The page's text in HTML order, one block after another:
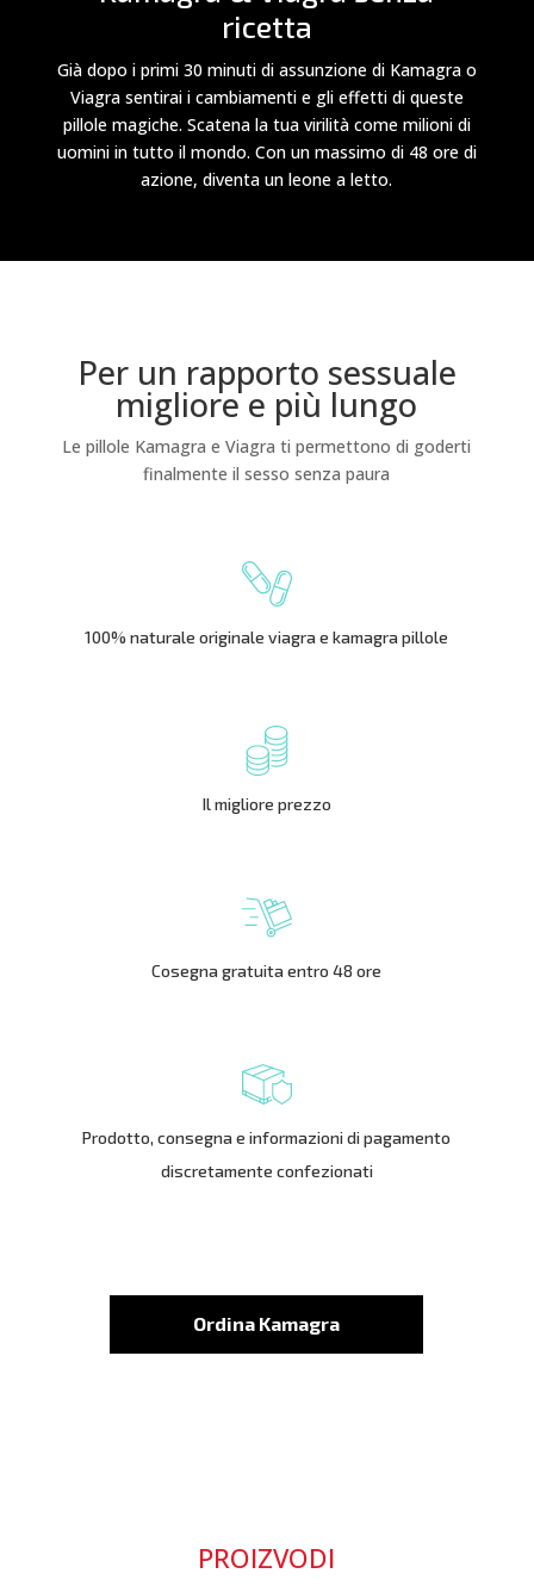
ricetta
Già dopo i primi 30 minuti di assunzione di Kamagra o
Viagra sentirai i cambiamenti e gli effetti di queste
pillole magiche. Scatena la tua virilità come milioni di
uomini in tutto il mondo. Con un massimo di 48 ore di
azione, diventa un leone a letto.
Per un rapporto sessuale
migliore e più lungo
Le pillole Kamagra e Viagra ti permettono di goderti
finalmente il sesso senza paura
100% naturale originale viagra e kamagra pillole
Il migliore prezzo
Cosegna gratuita entro 48 ore
Prodotto, consegna e informazioni di pagamento
discretamente confezionati
Ordina Kamagra
PROIZVODI